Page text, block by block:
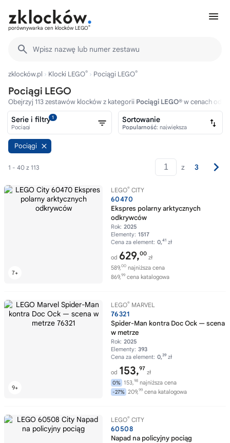
porównywarka cen klocków LEGO®
Wpisz nazwę lub numer zestawu
zklocków.pl Klocki LEGO® Pociągi LEGO®
Pociągi LEGO
Obejrzyj 113 zestawów klocków z kategorii Pociągi LEGO®w cenach od
Pociągi
1 - 40 z 113 z 3
LEGO® CITY
60470
Ekspres polarny arktycznych
odkrywców
Rok: 2025
Elementy: 1517
Cena za element: 0,41 zł
od 629,00
zł
589,00 najniższa cena
869,99 cena katalogowa
LEGO® MARVEL
76321
Spider-Man kontra Doc Ock — scena
w metrze
Rok: 2025
Elementy: 393
Cena za element: 0,39 zł
od 153,97
zł
0% 153,98 najniższa cena
-27% 209,99 cena katalogowa
LEGO® CITY
60508
Napad na policyjny pociąg
Serie i filtry1
Pociągi
Sortowanie
Popularność: największa